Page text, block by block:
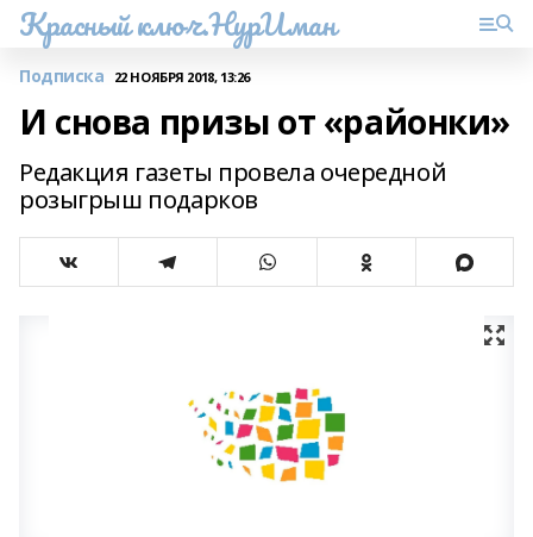
Красный ключ.НурИман
Подписка 22 НОЯБРЯ 2018, 13:26
И снова призы от «районки»
Редакция газеты провела очередной
розыгрыш подарков